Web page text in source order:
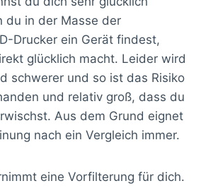
du in der Masse der
Drucker ein Gerät findest,
glücklich macht. Leider wird
schwerer und so ist das Risiko
und relativ groß, dass du
Aus dem Grund eignet
nach ein Vergleich immer.
eine Vorfilterung für dich.